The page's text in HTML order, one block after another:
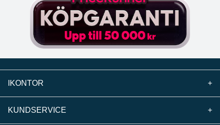
IKONTOR +
KUNDSERVICE +